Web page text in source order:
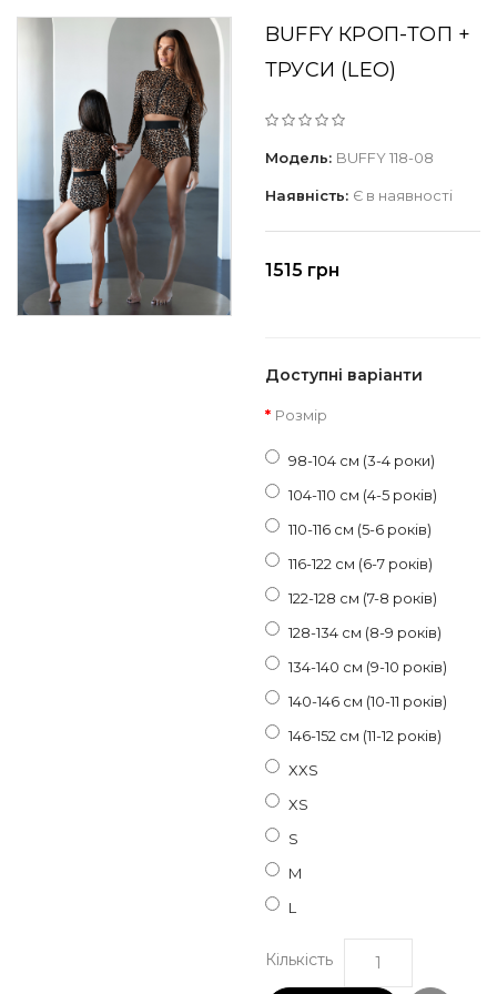
BUFFY КРОП-ТОП +
ТРУСИ (LEO)
Модель: BUFFY 118-08
Наявність: Є в наявності
1515 грн
Доступні варіанти
Розмір
98-104 см (3-4 роки)
104-110 см (4-5 років)
110-116 см (5-6 років)
116-122 см (6-7 років)
122-128 см (7-8 років)
128-134 см (8-9 років)
134-140 см (9-10 років)
140-146 см (10-11 років)
146-152 см (11-12 років)
XXS
XS
S
M
L
Кількість